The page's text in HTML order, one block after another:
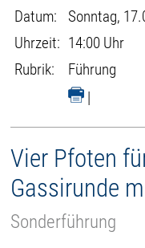
Datum:
Sonntag,
Uhrzeit: 14:00 Uhr
Rubrik:
Führung
|
Vier Pfoten
Gassirunde
Sonderführung